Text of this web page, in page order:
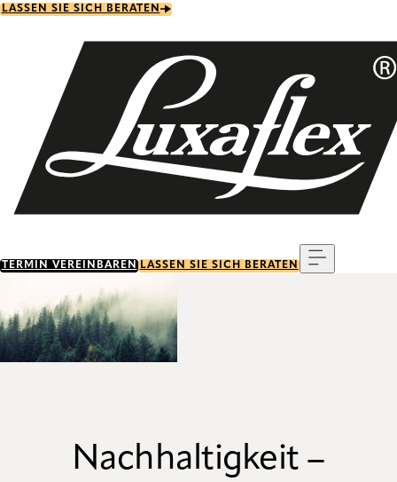
Skip
LASSEN SIE SICH BERATEN
TERMIN VEREINBAREN LASSEN SIE SICH BERATEN
Nachhaltigkeit –